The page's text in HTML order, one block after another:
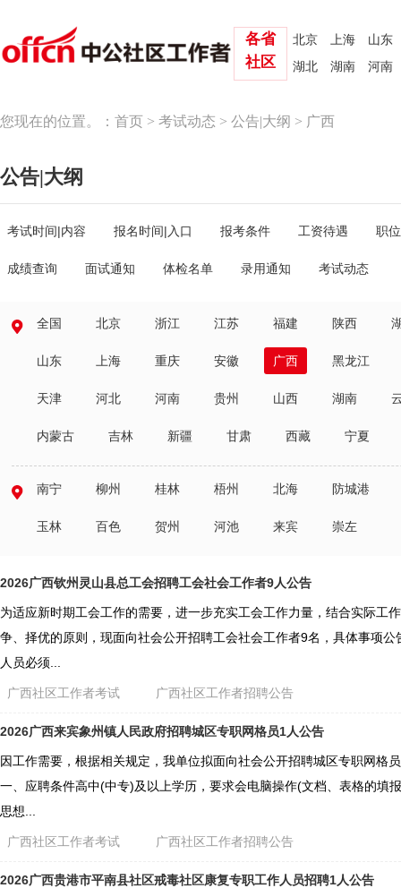
北京 上海
山东
湖北
湖南 河南
各省
社区
您现在的位置。： 首页 > 考试动态 > 公告|大纲 > 广西
公告|大纲
考试时间|内容 报名时间|入口 报考条件 工资待遇 职
成绩查询 面试通知 体检名单 录用通知 考试动态
全国 北京 浙江 江苏 福建 陕西
山东 上海 重庆 安徽 广西 黑龙江
天津 河北 河南 贵州 山西 湖南
内蒙古 吉林 新疆 甘肃 西藏 宁夏
南宁 柳州 桂林 梧州 北海 防城港
玉林 百色 贺州 河池 来宾 崇左
2026广西钦州灵山县总工会招聘工会社会工作者9人公告
为适应新时期工会工作的需要，进一步充实工会工作力量，结合实际工
争、择优的原则，现面向社会公开招聘工会社会工作者9名，具体事项
人员必须...
广西社区工作者考试 广西社区工作者招聘公告
2026广西来宾象州镇人民政府招聘城区专职网格员1人公告
因工作需要，根据相关规定，我单位拟面向社会公开招聘城区专职网格
一、应聘条件高中(中专)及以上学历，要求会电脑操作(文档、表格的填
思想...
广西社区工作者考试 广西社区工作者招聘公告
2026广西贵港市平南县社区戒毒社区康复专职工作人员招聘1人公告